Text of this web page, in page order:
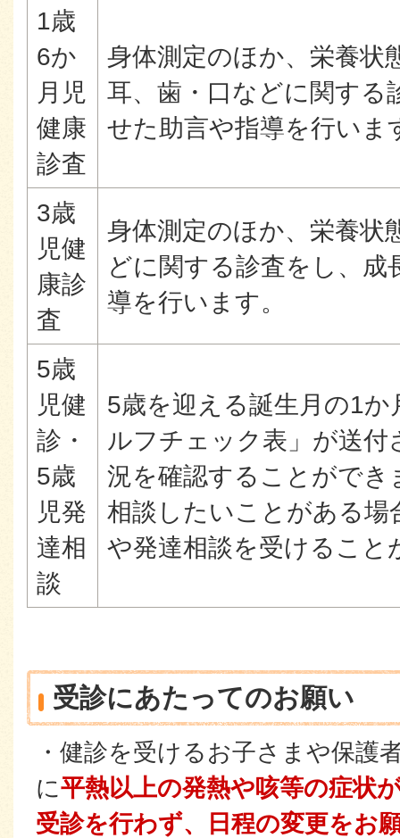
1歳
6か
月児
健康
診査
身体測定のほか、栄養状
耳、歯・口などに関する
せた助言や指導を行いま
3歳
児健
康診
査
身体測定のほか、栄養状
どに関する診査をし、
導を行います。
5歳
児健
診・
5歳
児発
達相
談
5歳を迎える誕生月の1
ルフチェック表」が送付
況を確認することができ
相談したいことがある場
や発達相談を受けること
受診にあたってのお願い
・健診を受けるお子さまや保護
に平熱以上の発熱や咳等の症状
受診を行わず、日程の変更をお